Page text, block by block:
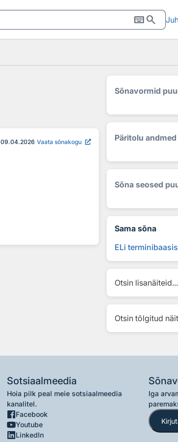
keyboardsearch
09.04.2026 Vaata sõnakogu
Sõnavormid
Päritolu
Sõna seosed
Sama sõna
ELi
Otsin lisanäiteid...
Otsin tõlgitud
Sotsiaalmeedia
Hoia pilk peal meie sotsiaalmeedia
kanalitel.
Facebook
Youtube
LinkedIn
Iga